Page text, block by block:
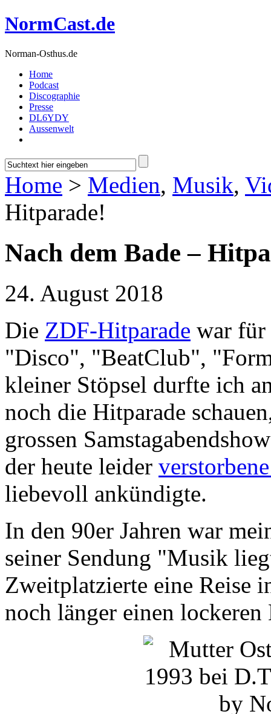
NormCast.de
Norman-Osthus.de
Home
Podcast
Discographie
Presse
DL6YDY
Aussenwelt
Home > Medien, Musik,
Hitparade!
Nach dem Bade –
24. August 2018
Die ZDF-Hitparade war für
"Disco", "BeatClub",
kleiner Stöpsel durfte ich
noch die Hitparade
grossen
der heute leider
liebevoll ankündigte.
In den 90er Jahren war
seiner Sendung "Musik
Zweitplatzierte eine Reise
noch länger einen